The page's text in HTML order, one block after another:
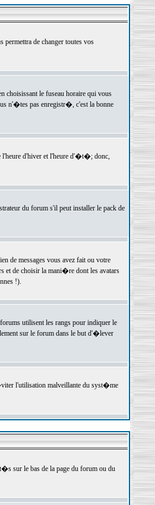
de changer toutes vos
choisissant le fuseau horaire qui vous
n'�tes pas enregistr�, c'est la bonne
d'hiver et l'heure d'�t�; donc,
du forum s'il peut installer le pack de
de messages vous avez fait ou votre
et de choisir la mani�re dont les avatars
!).
utilisent les rangs pour indiquer le
sur le forum dans le but d'�lever
l'utilisation malveillante du syst�me
sur le bas de la page du forum ou du